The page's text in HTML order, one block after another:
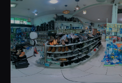
LOJA DE TINTAS